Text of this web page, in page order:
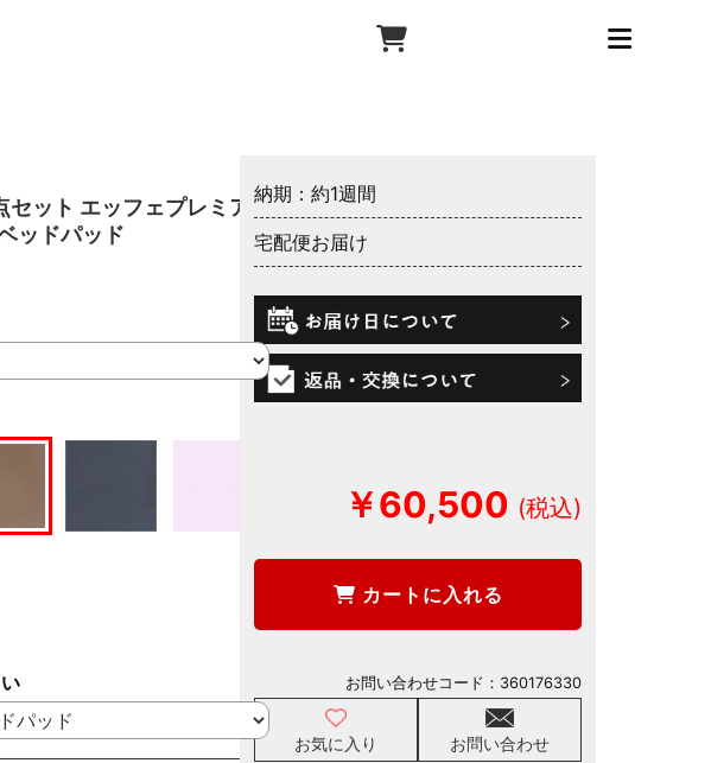
ット エッフェプレミア
ッドパッド
納期：約1週間
宅配便お届け
￥60,500
カートに入れる
お気に入り お問い合わせ
お問い合わせコード： 360176330